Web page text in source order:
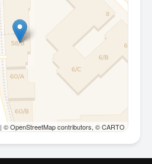
| © OpenStreetMap contributors, © CARTO